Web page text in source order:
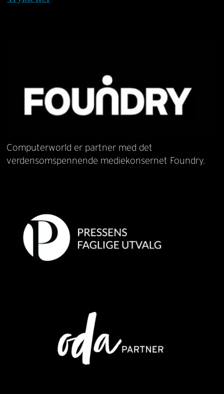
Computerworld er partner med det
verdensomspennende mediekonsernet Foundry.